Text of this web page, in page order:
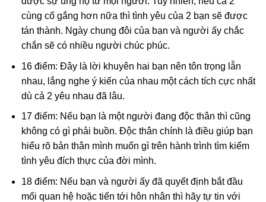
cùng cố gắng hơn nữa thì tình yêu của 2 bạn sẽ được
tán thành. Ngày chung đôi của bạn và người ấy chắc
chắn sẽ có nhiều người chúc phúc.
16 điểm: Đây là lời khuyên hai bạn nên tôn trọng lẫn
nhau, lắng nghe ý kiến của nhau một cách tích cực nhất
dù cả 2 yêu nhau đã lâu.
17 điểm: Nếu bạn là một người đang độc thân thì cũng
không có gì phải buồn. Độc thân chính là điều giúp bạn
hiểu rõ bản thân mình muốn gì trên hành trình tìm kiếm
tình yêu đích thực của đời mình.
18 điểm: Nếu bạn và người ấy đã quyết định bắt đầu
mối quan hệ hoặc tiến tới hôn nhân thì hãy tự tin với